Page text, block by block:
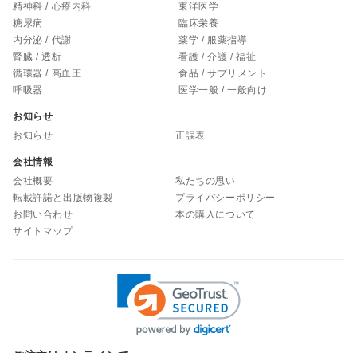
精神科 / 心療内科
糖尿病
内分泌 / 代謝
腎臓 / 透析
循環器 / 高血圧
呼吸器
東洋医学
臨床栄養
薬学 / 服薬指導
看護 / 介護 / 福祉
食品 / サプリメント
医学一般 / 一般向け
お知らせ
お知らせ
正誤表
会社情報
会社概要
私たちの思い
転載許諾と出版物複製
プライバシーポリシー
お問い合わせ
本の購入について
サイトマップ